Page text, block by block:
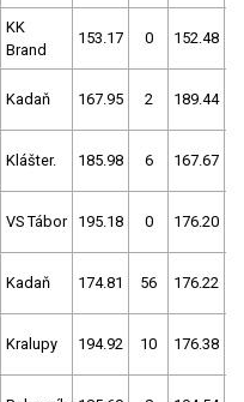
KK
Brand
153.17 0 152.48
Kadaň 167.95 2 189.44
Klášter. 185.98 6 167.67
VS Tábor 195.18 0 176.20
Kadaň 174.81 56 176.22
Kralupy 194.92 10 176.38